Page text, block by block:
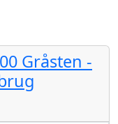
Gråsten -